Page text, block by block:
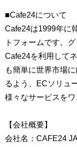
■Cafe24について
Cafe24は1999年に
トフォームです。
Cafe24を利用して
も簡単に世界市場
るよう、ECソリュ
様々なサービスをワ
【会社概要】
会社名：CAFE24